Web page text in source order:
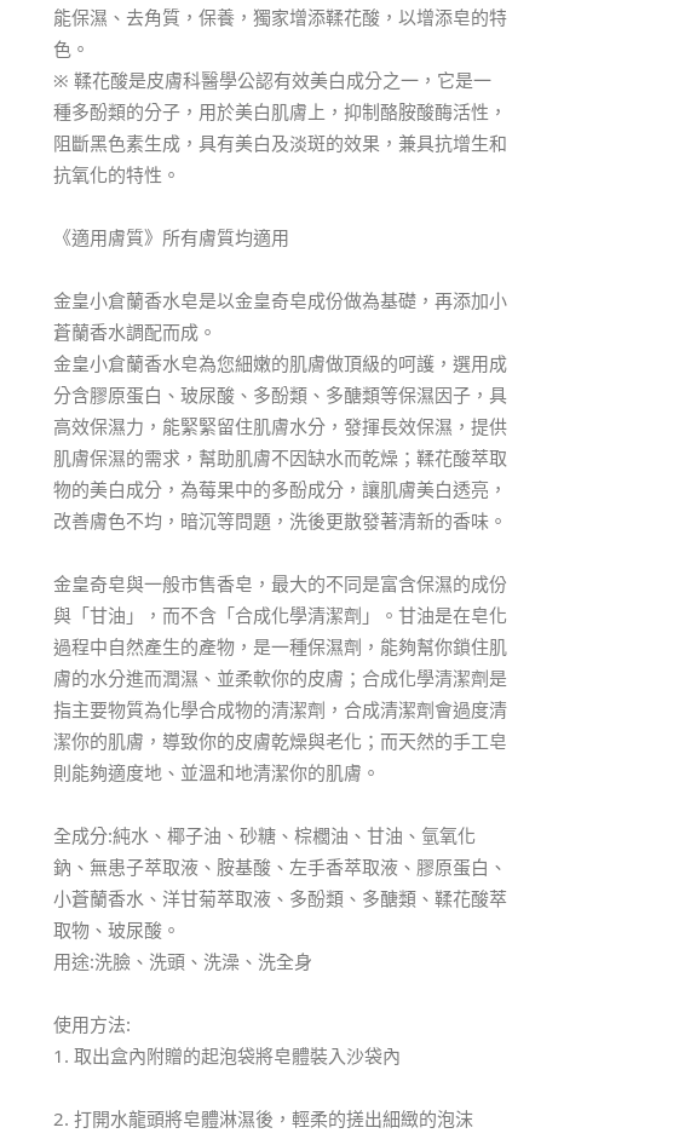
能保濕、去角質，保養，獨家增添鞣花酸，以增添皂的特
色。
※ 鞣花酸是皮膚科醫學公認有效美白成分之一，它是一
種多酚類的分子，用於美白肌膚上，抑制酪胺酸酶活性，
阻斷黑色素生成，具有美白及淡斑的效果，兼具抗增生和
抗氧化的特性。
《適用膚質》所有膚質均適用
金皇小倉蘭香水皂是以金皇奇皂成份做為基礎，再添加小
蒼蘭香水調配而成。
金皇小倉蘭香水皂為您細嫩的肌膚做頂級的呵護，選用成
分含膠原蛋白、玻尿酸、多酚類、多醣類等保濕因子，具
高效保濕力，能緊緊留住肌膚水分，發揮長效保濕，提供
肌膚保濕的需求，幫助肌膚不因缺水而乾燥；鞣花酸萃取
物的美白成分，為莓果中的多酚成分，讓肌膚美白透亮，
改善膚色不均，暗沉等問題，洗後更散發著清新的香味。
金皇奇皂與一般市售香皂，最大的不同是富含保濕的成份
與「甘油」，而不含「合成化學清潔劑」。甘油是在皂化
過程中自然產生的產物，是一種保濕劑，能夠幫你鎖住肌
膚的水分進而潤濕、並柔軟你的皮膚；合成化學清潔劑是
指主要物質為化學合成物的清潔劑，合成清潔劑會過度清
潔你的肌膚，導致你的皮膚乾燥與老化；而天然的手工皂
則能夠適度地、並溫和地清潔你的肌膚。
全成分:純水、椰子油、砂糖、棕櫚油、甘油、氫氧化
鈉、無患子萃取液、胺基酸、左手香萃取液、膠原蛋白、
小蒼蘭香水、洋甘菊萃取液、多酚類、多醣類、鞣花酸萃
取物、玻尿酸。
用途:洗臉、洗頭、洗澡、洗全身
使用方法:
1. 取出盒內附贈的起泡袋將皂體裝入沙袋內
2. 打開水龍頭將皂體淋濕後，輕柔的搓出細緻的泡沫